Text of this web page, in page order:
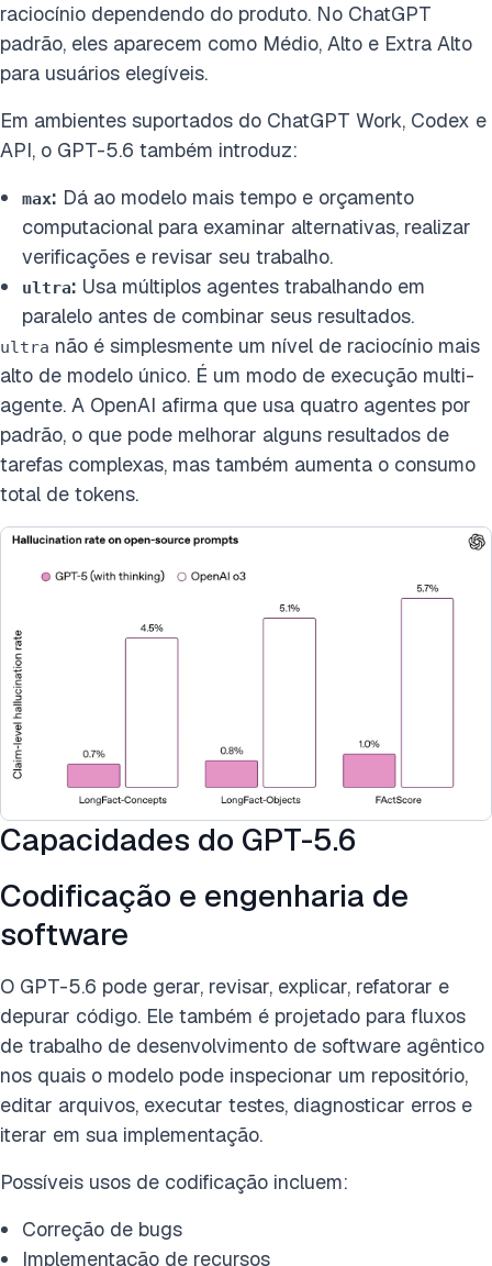
raciocínio dependendo do produto. No ChatGPT
padrão, eles aparecem como Médio, Alto e Extra Alto
para usuários elegíveis.
Em ambientes suportados do ChatGPT Work, Codex e
API, o GPT-5.6 também introduz:
max: Dá ao modelo mais tempo e orçamento
computacional para examinar alternativas, realizar
verificações e revisar seu trabalho.
ultra: Usa múltiplos agentes trabalhando em
paralelo antes de combinar seus resultados.
ultra não é simplesmente um nível de raciocínio mais
alto de modelo único. É um modo de execução multi-
agente. A OpenAI afirma que usa quatro agentes por
padrão, o que pode melhorar alguns resultados de
tarefas complexas, mas também aumenta o consumo
total de tokens.
Capacidades do GPT-5.6
Codificação e engenharia de
software
O GPT-5.6 pode gerar, revisar, explicar, refatorar e
depurar código. Ele também é projetado para fluxos
de trabalho de desenvolvimento de software agêntico
nos quais o modelo pode inspecionar um repositório,
editar arquivos, executar testes, diagnosticar erros e
iterar em sua implementação.
Possíveis usos de codificação incluem:
Correção de bugs
Implementação de recursos